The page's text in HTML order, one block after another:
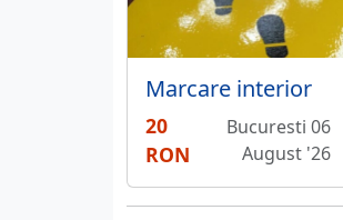
Marcare interior
20
RON
Bucuresti 06
August '26